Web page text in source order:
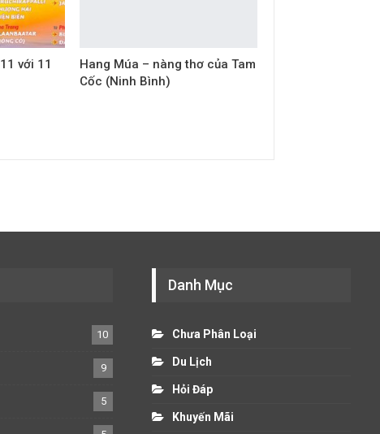
với 11
Hang Múa – nàng thơ của Tam
Cốc (Ninh Bình)
10
9
5
Danh Mục
Chưa Phân Loại
Du Lịch
Hỏi Đáp
Khuyến Mãi